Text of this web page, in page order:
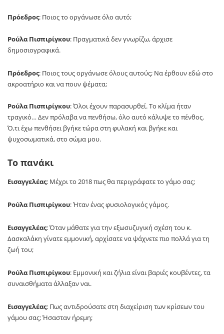
Πρόεδρος: Ποιος το οργάνωσε όλο αυτό;
Ρούλα Πισπιρίγκου: Πραγματικά δεν γνωρίζω, άρχισε
δημοσιογραφικά.
Πρόεδρος: Ποιος τους οργάνωσε όλους αυτούς; Να έρθουν εδώ στο
ακροατήριο και να πουν ψέματα;
Ρούλα Πισπιρίγκου: Όλοι έχουν παρασυρθεί. Το κλίμα ήταν
τραγικό… Δεν πρόλαβα να πενθήσω, όλο αυτό κάλυψε το πένθος.
Ό,τι έχω πενθήσει βγήκε τώρα στη φυλακή και βγήκε και
ψυχοσωματικά, στο σώμα μου.
Το πανάκι
Εισαγγελέας: Μέχρι το 2018 πως θα περιγράφατε το γάμο σας;
Ρούλα Πισπιρίγκου: Ήταν ένας φυσιολογικός γάμος.
Εισαγγελέας: Όταν μάθατε για την εξωσυζυγική σχέση του κ.
Δασκαλάκη γίνατε εμμονική, αρχίσατε να ψάχνετε πιο πολλά για τη
ζωή του;
Ρούλα Πισπιρίγκου: Εμμονική και ζήλια είναι βαριές κουβέντες, τα
συναισθήματα άλλαξαν ναι.
Εισαγγελέας: Πως αντιδρούσατε στη διαχείριση των κρίσεων του
γάμου σας; Ήσασταν ήρεμη;